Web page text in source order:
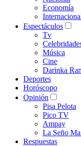
Economía
Espectáculos
Tv
Música
Cine
Darinka
Deportes
Horóscopo
Opinión
Pisa Pelota
Pico TV
Ampay
La Seño
Respuestas